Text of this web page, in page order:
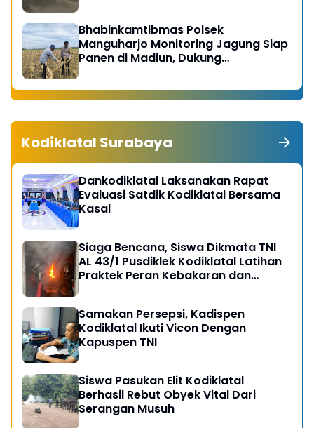
Bhabinkamtibmas Polsek
Manguharjo Monitoring Jagung Siap
Panen di Madiun, Dukung
Kodiklatal Surabaya
Dankodiklatal Laksanakan Rapat
Evaluasi Satdik Kodiklatal Bersama
Kasal
Siaga Bencana, Siswa Dikmata TNI
AL 43/1 Pusdiklek Kodiklatal Latihan
Praktek Peran Kebakaran dan
Samakan Persepsi, Kadispen
Kodiklatal Ikuti Vicon Dengan
Kapuspen TNI
Siswa Pasukan Elit Kodiklatal
Berhasil Rebut Obyek Vital Dari
Serangan Musuh